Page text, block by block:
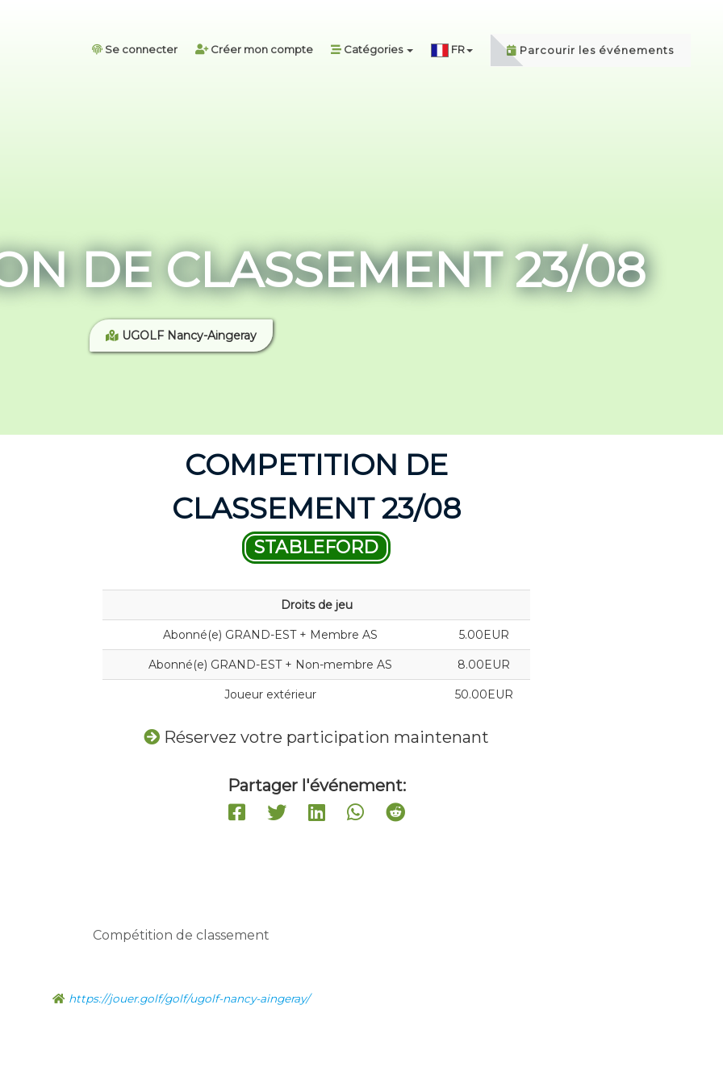
Se connecter Créer mon compte Catégories FR Parcourir les événements
DE CLASSEMENT 23/08
UGOLF Nancy-Aingeray
COMPETITION DE
CLASSEMENT 23/08
STABLEFORD
Droits de jeu
Abonné(e) GRAND-EST + Membre AS 5.00EUR
Abonné(e) GRAND-EST + Non-membre AS 8.00EUR
Joueur extérieur 50.00EUR
Réservez votre participation maintenant
Partager l'événement:
Compétition de classement
https://jouer.golf/golf/ugolf-nancy-aingeray/